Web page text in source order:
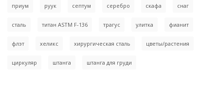
приум руук септум серебро скафа снаг
сталь титан ASTM F-136 трагус улитка фианит
флэт хеликс хирургическая сталь цветы/растения
циркуляр штанга штанга для груди